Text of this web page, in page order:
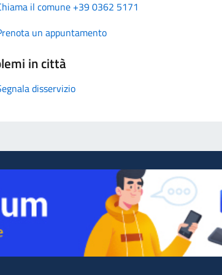
il comune +39 0362 5171
un appuntamento
in città
disservizio